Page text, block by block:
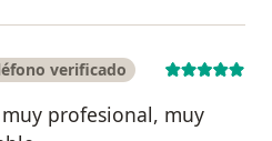
verificado
profesional, muy